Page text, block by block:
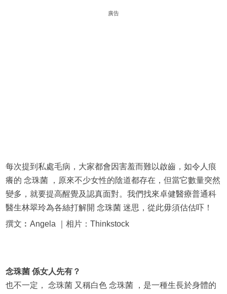
廣告
每次提到私處毛病，大家都會因害羞而難以啟齒，如令人痕
癢的 念珠菌 ，原來不少女性的陰道都存在，但當它數量突然
變多，就要提高醒覺及認真面對。我們找來卓健醫療普通科
醫生林翠玲為各絲打解開 念珠菌 迷思，從此毋須估估吓！
撰文︰Angela ｜相片：Thinkstock
念珠菌 係女人先有？
也不一定， 念珠菌 又稱白色 念珠菌 ，是一種生長於身體的